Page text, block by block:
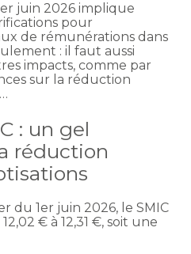
juin 2026 implique
pour
de rémunérations dans
: il faut aussi
impacts, comme par
sur la réduction
: un gel
réduction
du 1er juin 2026, le SMIC
€ à 12,31 €, soit une